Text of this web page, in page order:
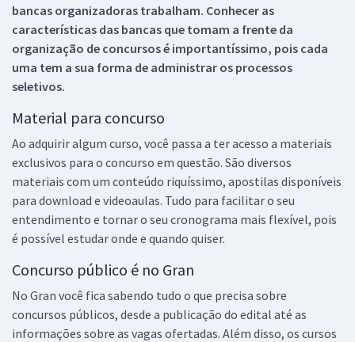
bancas organizadoras trabalham. Conhecer as
características das bancas que tomam a frente da
organização de concursos é importantíssimo, pois cada
uma tem a sua forma de administrar os processos
seletivos.
Material para concurso
Ao adquirir algum curso, você passa a ter acesso a materiais
exclusivos para o concurso em questão. São diversos
materiais com um conteúdo riquíssimo, apostilas disponíveis
para download e videoaulas. Tudo para facilitar o seu
entendimento e tornar o seu cronograma mais flexível, pois
é possível estudar onde e quando quiser.
Concurso público é no Gran
No Gran você fica sabendo tudo o que precisa sobre
concursos públicos, desde a publicação do edital até as
informações sobre as vagas ofertadas. Além disso, os cursos